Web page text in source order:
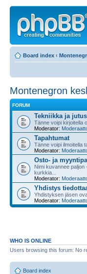
Board index ‹
Montenegron
FORUM
Tekniikka ja
Tänne voipi kirjoitella
Moderator:
Tapahtumat
Tänne voipi ilmoitella
Moderator:
Osto- ja
Nimi kuvannee
kurkkia...
Moderator:
Yhdistys
Yhdistyksen jäsen
Moderator:
WHO IS ONLINE
Users browsing this forum: No
Board index